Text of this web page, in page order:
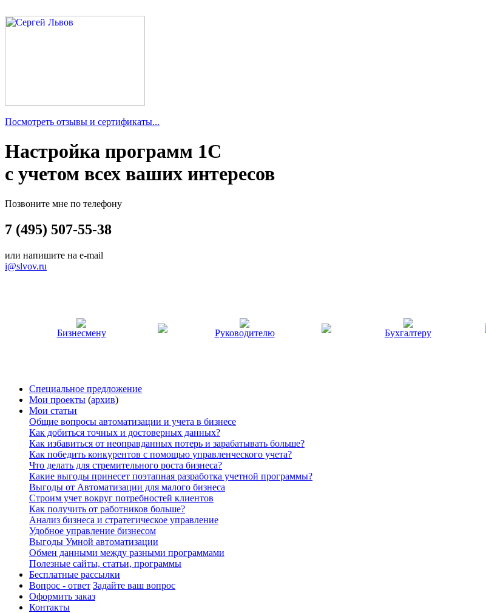
Посмотреть отзывы и сертификаты...
Настройка программ 1С
с учетом всех ваших интересов
Позвоните мне по телефону
7 (495) 507-55-38
или напишите на e-mail
i@slvov.ru
Бизнесмену Руководителю Бухгалтеру
Специальное предложение
Мои проекты (архив)
Мои статьи
Общие вопросы автоматизации и учета в бизнесе
Как добиться точных и достоверных данных?
Как избавиться от неоправданных потерь и зарабатывать больше?
Как победить конкурентов с помощью управленческого учета?
Что делать для стремительного роста бизнеса?
Какие выгоды принесет поэтапная разработка учетной программы?
Выгоды от Автоматизации для малого бизнеса
Строим учет вокруг потребностей клиентов
Как получить от работников больше?
Анализ бизнеса и стратегическое управление
Удобное управление бизнесом
Выгоды Умной автоматизации
Обмен данными между разными программами
Полезные сайты, статьи, программы
Бесплатные рассылки
Вопрос - ответ Задайте ваш вопрос
Оформить заказ
Контакты